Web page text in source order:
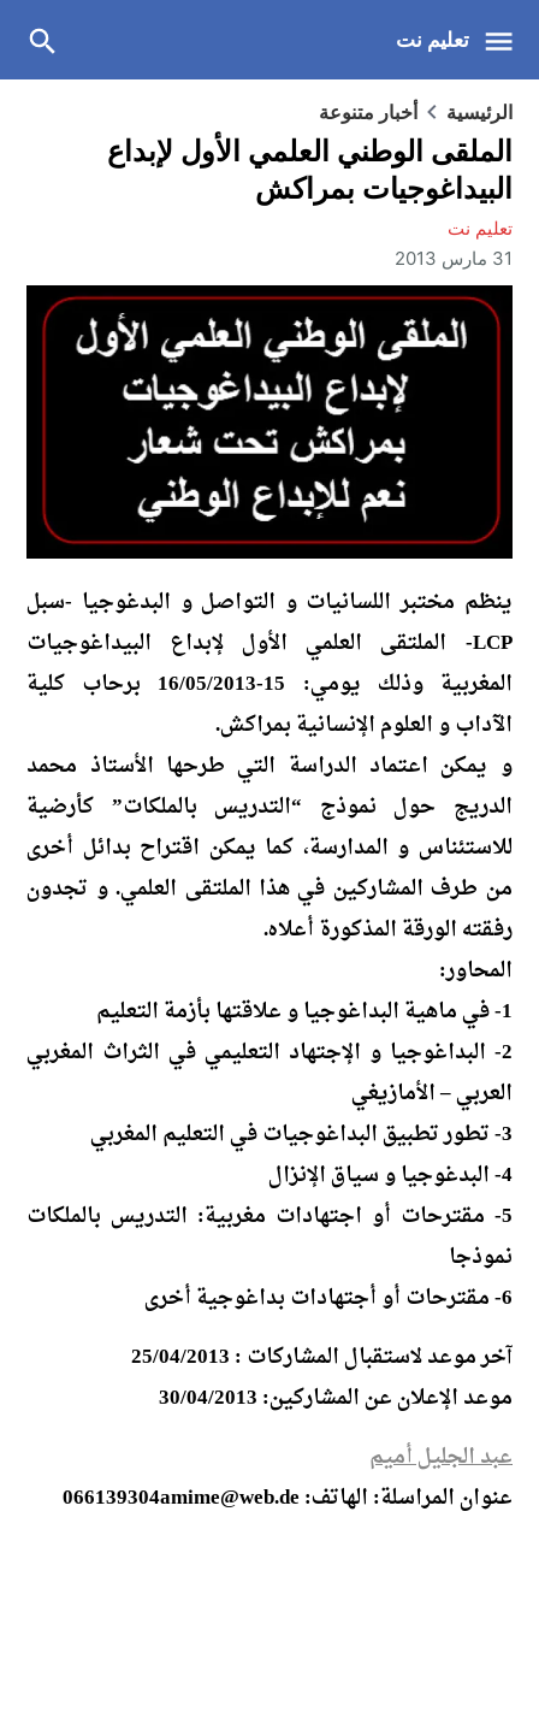
تعليم نت
الرئيسية أخبار متنوعة
الملقى الوطني العلمي الأول لإبداع
البيداغوجيات بمراكش
تعليم نت
31 مارس 2013
ينظم مختبر اللسانيات و التواصل و البدغوجيا -سبل
LCP- الملتقى العلمي الأول لإبداع البيداغوجيات
المغربية وذلك يومي: 15-16/05/2013 برحاب كلية
الآداب و العلوم الإنسانية بمراكش.
و يمكن اعتماد الدراسة التي طرحها الأستاذ محمد
الدريج حول نموذج “التدريس بالملكات” كأرضية
للاستئناس و المدارسة، كما يمكن اقتراح بدائل أخرى
من طرف المشاركين في هذا الملتقى العلمي. و تجدون
رفقته الورقة المذكورة أعلاه.
المحاور:
1- في ماهية البداغوجيا و علاقتها بأزمة التعليم
2- البداغوجيا و الإجتهاد التعليمي في الثراث المغربي
العربي – الأمازيغي
3- تطور تطبيق البداغوجيات في التعليم المغربي
4- البدغوجيا و سياق الإنزال
5- مقترحات أو اجتهادات مغربية: التدريس بالملكات
نموذجا
6- مقترحات أو أجتهادات بداغوجية أخرى
آخر موعد لاستقبال المشاركات : 25/04/2013
موعد الإعلان عن المشاركين: 30/04/2013
عبد الجليل أميم
عنوان المراسلة: الهاتف: 066139304amime@web.de